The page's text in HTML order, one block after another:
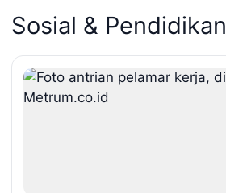
Sosial & Pendidikan